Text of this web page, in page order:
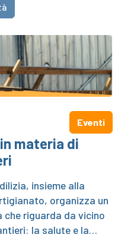
Eventi
materia di
insieme alla
organizza un
riguarda da vicino
la salute e la…